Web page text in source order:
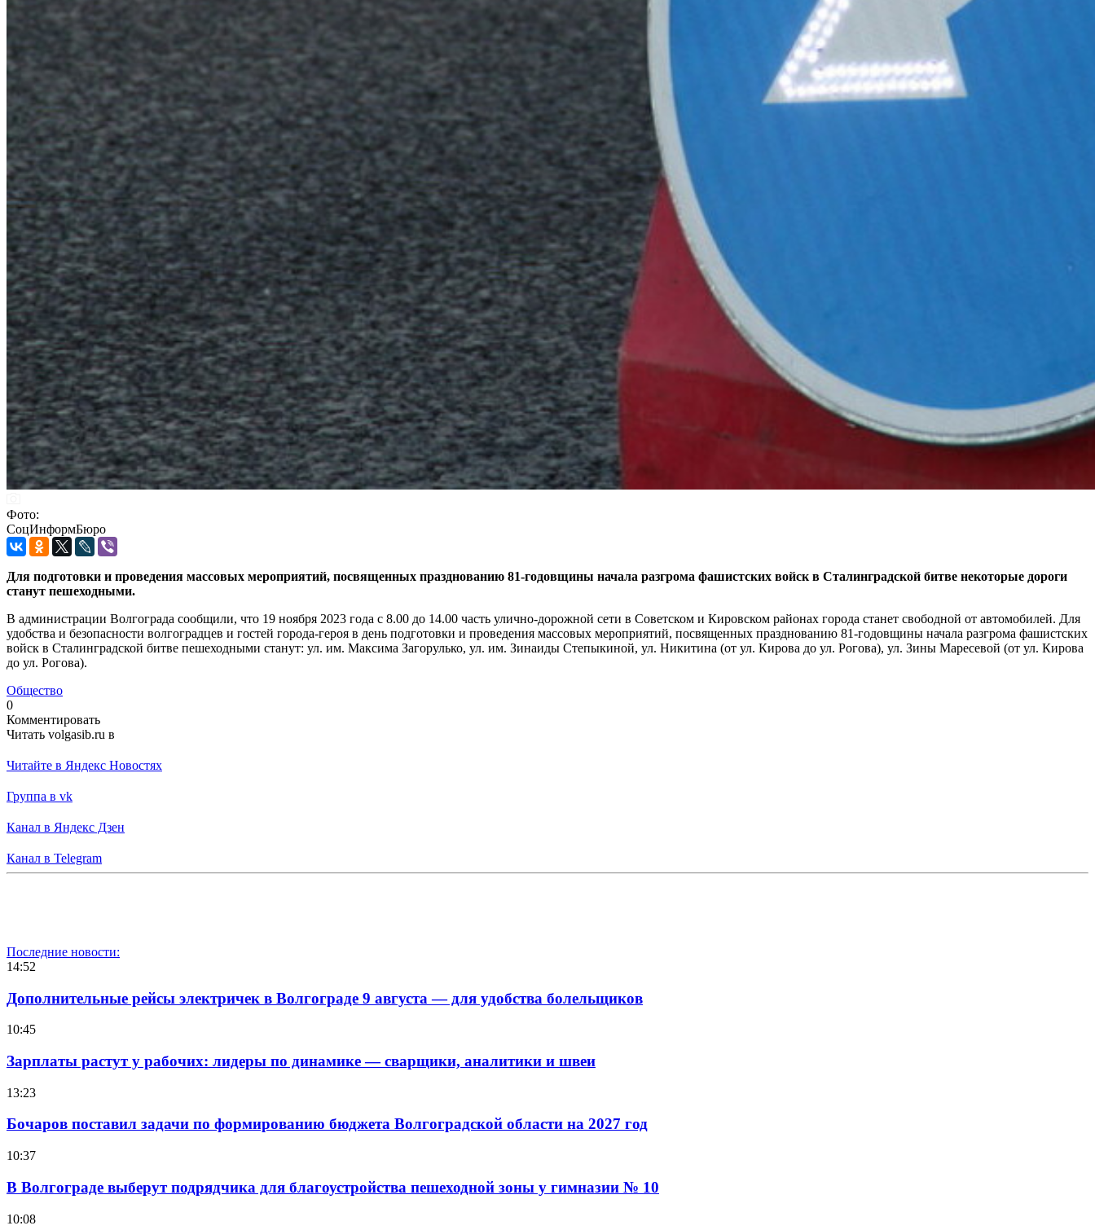
Фото:
СоцИнформБюро
Для подготовки и проведения массовых мероприятий, посвященных празднованию 81-годовщины начала разгрома фашистских войск в Сталинградской битве некоторые дороги
станут пешеходными.
В администрации Волгограда сообщили, что 19 ноября 2023 года с 8.00 до 14.00 часть улично-дорожной сети в Советском и Кировском районах города станет свободной от автомобилей. Для
удобства и безопасности волгоградцев и гостей города-героя в день подготовки и проведения массовых мероприятий, посвященных празднованию 81-годовщины начала разгрома фашистских
войск в Сталинградской битве пешеходными станут: ул. им. Максима Загорулько, ул. им. Зинаиды Степыкиной, ул. Никитина (от ул. Кирова до ул. Рогова), ул. Зины Маресевой (от ул. Кирова
до ул. Рогова).
Общество
0
Комментировать
Читать volgasib.ru в
Читайте в Яндекс Новостях
Группа в vk
Канал в Яндекс Дзен
Канал в Telegram
Последние новости:
14:52
Дополнительные рейсы электричек в Волгограде 9 августа — для удобства болельщиков
10:45
Зарплаты растут у рабочих: лидеры по динамике — сварщики, аналитики и швеи
13:23
Бочаров поставил задачи по формированию бюджета Волгоградской области на 2027 год
10:37
В Волгограде выберут подрядчика для благоустройства пешеходной зоны у гимназии № 10
10:08